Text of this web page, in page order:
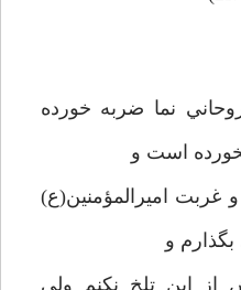
نما ضربه خورده
است و
غربت اميرالمؤمنين(ع)
و
از اين تلخ نكنم ولي